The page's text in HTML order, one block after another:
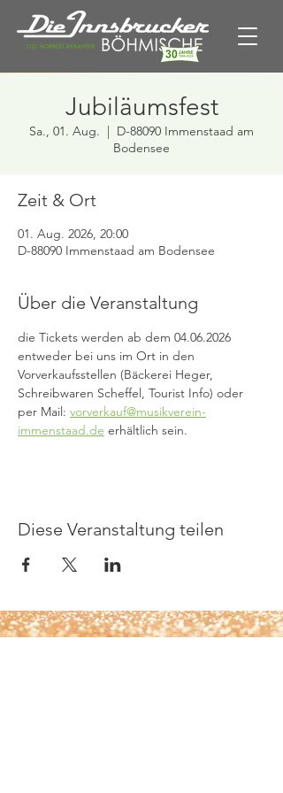
Jubiläumsfest
Sa., 01. Aug.
  |
D-88090 Immenstaad am
Bodensee
Zeit & Ort
01. Aug. 2026, 20:00
D-88090 Immenstaad am Bodensee
Über die Veranstaltung
die Tickets werden ab dem 04.06.2026
entweder bei uns im Ort in den
Vorverkaufsstellen (Bäckerei Heger,
Schreibwaren Scheffel, Tourist Info) oder
per Mail: vorverkauf@musikverein-
immenstaad.de erhältlich sein.
Diese Veranstaltung teilen